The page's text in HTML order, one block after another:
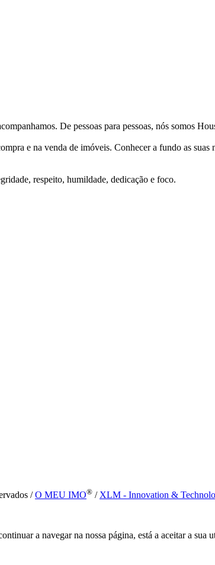
De pessoas para pessoas, nós somos
e na venda de imóveis. Conhecer a fundo as
respeito, humildade, dedicação e foco.
/O MEU IMO® / XLM - Innovation &
a navegar na nossa página, está a aceitar a sua